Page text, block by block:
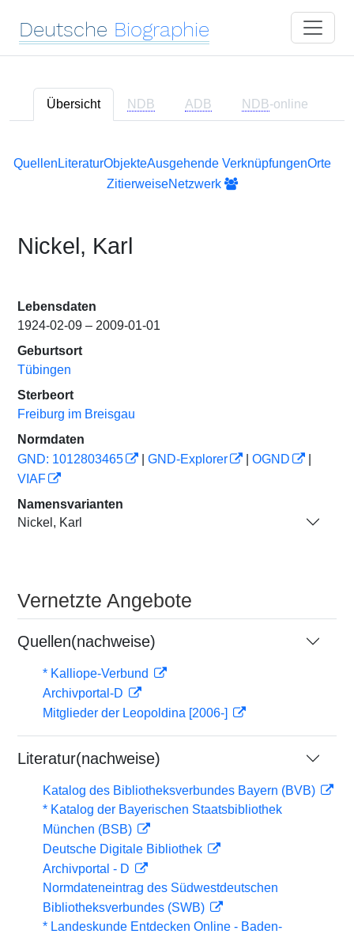
Deutsche Biographie
Übersicht NDB ADB NDB-online
Quellen LiteraturObjekteAusgehende VerknüpfungenOrte
ZitierweiseNetzwerk
Nickel, Karl
Lebensdaten
1924-02-09 – 2009-01-01
Geburtsort
Tübingen
Sterbeort
Freiburg im Breisgau
Normdaten
GND: 1012803465
GND-Explorer OGND
VIAF
Namensvarianten
Nickel, Karl
Vernetzte Angebote
Quellen(nachweise)
* Kalliope-Verbund
Archivportal-D
Mitglieder der Leopoldina [2006-]
Literatur(nachweise)
Katalog des Bibliotheksverbundes Bayern (BVB)
* Katalog der Bayerischen Staatsbibliothek
München (BSB)
Deutsche Digitale Bibliothek
Archivportal - D
Normdateneintrag des Südwestdeutschen
Bibliotheksverbundes (SWB)
* Landeskunde Entdecken Online - Baden-